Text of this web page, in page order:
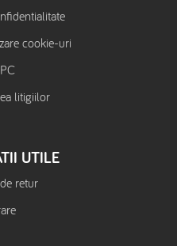
cookie-uri
litigiilor
UTILE
retur